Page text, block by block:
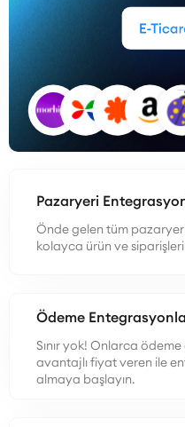
Pazaryeri
Önde gelen tüm
kolayca ürün ve
Ödeme
Sınır yok! Onlarca
avantajlı fiyat veren ile
almaya başlayın.